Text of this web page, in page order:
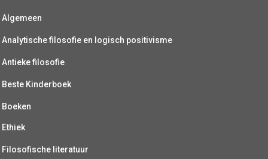
Algemeen
Analytische filosofie en logisch positivisme
Antieke filosofie
Beste Kinderboek
Boeken
Ethiek
Filosofische literatuur